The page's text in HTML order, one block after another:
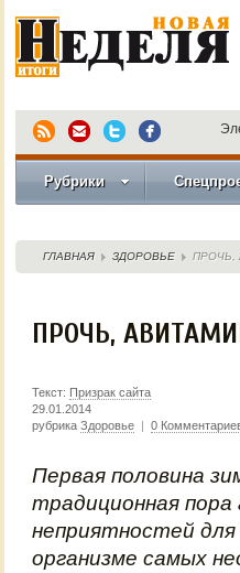
Рубрики
ГЛАВНАЯ ЗДОРОВЬЕ ПРОЧЬ,
ПРОЧЬ,
Текст: Призрак сайта
29.01.2014
рубрика Здоровье | 0
Первая половина
традиционная пора
неприятностей для
организме самых